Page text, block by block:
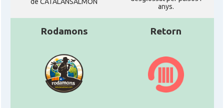
anys.
Rodamons Retorn